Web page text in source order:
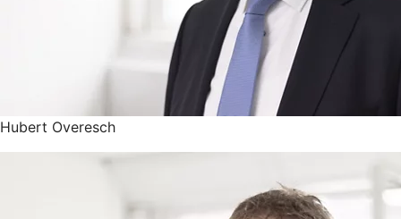
Hubert Overesch